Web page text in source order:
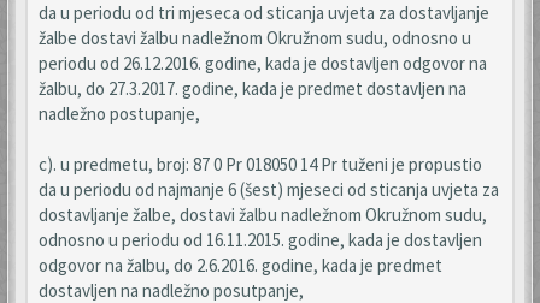
da u periodu od tri mjeseca od sticanja uvjeta za dostavljanje
žalbe dostavi žalbu nadležnom Okružnom sudu, odnosno u
periodu od 26.12.2016. godine, kada je dostavljen odgovor na
žalbu, do 27.3.2017. godine, kada je predmet dostavljen na
nadležno postupanje,
c). u predmetu, broj: 87 0 Pr 018050 14 Pr tuženi je propustio
da u periodu od najmanje 6 (šest) mjeseci od sticanja uvjeta za
dostavljanje žalbe, dostavi žalbu nadležnom Okružnom sudu,
odnosno u periodu od 16.11.2015. godine, kada je dostavljen
odgovor na žalbu, do 2.6.2016. godine, kada je predmet
dostavljen na nadležno posutpanje,